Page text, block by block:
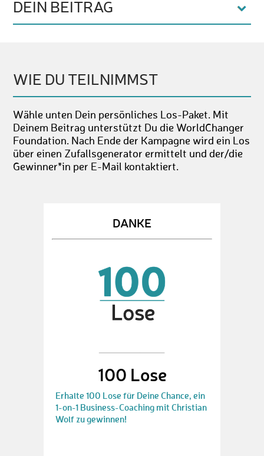
DEIN BEITRAG
WIE DU TEILNIMMST
Wähle unten Dein persönliches Los-Paket. Mit
Deinem Beitrag unterstützt Du die WorldChanger
Foundation. Nach Ende der Kampagne wird ein Los
über einen Zufallsgenerator ermittelt und der/die
Gewinner*in per E-Mail kontaktiert.
DANKE
100 Lose
Erhalte 100 Lose für Deine Chance, ein
1-on-1 Business-Coaching mit Christian
Wolf zu gewinnen!